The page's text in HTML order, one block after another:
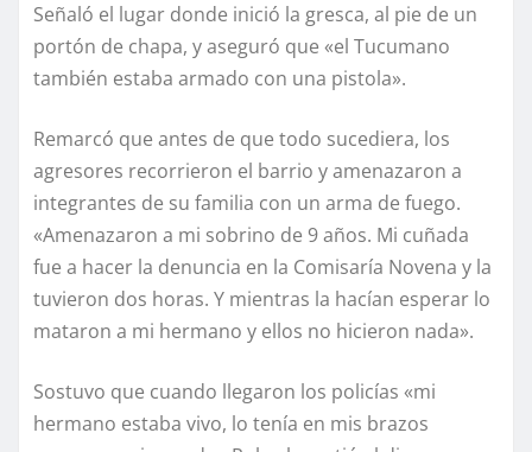
Señaló el lugar donde inició la gresca, al pie de un
portón de chapa, y aseguró que «el Tucumano
también estaba armado con una pistola».
Remarcó que antes de que todo sucediera, los
agresores recorrieron el barrio y amenazaron a
integrantes de su familia con un arma de fuego.
«Amenazaron a mi sobrino de 9 años. Mi cuñada
fue a hacer la denuncia en la Comisaría Novena y la
tuvieron dos horas. Y mientras la hacían esperar lo
mataron a mi hermano y ellos no hicieron nada».
Sostuvo que cuando llegaron los policías «mi
hermano estaba vivo, lo tenía en mis brazos